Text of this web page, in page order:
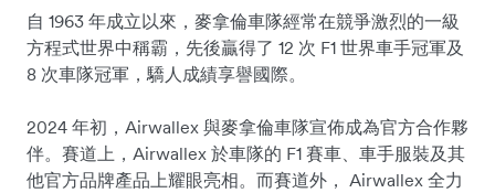
自 1963 年成立以來，麥拿倫車隊經常在競爭激烈的一級
方程式世界中稱霸，先後贏得了 12 次 F1 世界車手冠軍及
8 次車隊冠軍，驕人成績享譽國際。
2024 年初，Airwallex 與麥拿倫車隊宣佈成為官方合作夥
伴。賽道上，Airwallex 於車隊的 F1 賽車、車手服裝及其
他官方品牌產品上耀眼亮相。而賽道外， Airwallex 全力